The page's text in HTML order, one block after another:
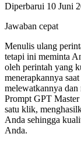
Diperbarui 10 Juni
Jawaban cepat
Menulis ulang
tetapi ini meminta
oleh perintah yang
menerapkannya
melewatkannya
Prompt GPT
satu klik,
Anda sehingga
Anda.